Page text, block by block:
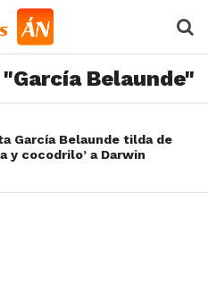
Belaunde"
García Belaunde tilda de
y cocodrilo’ a Darwin